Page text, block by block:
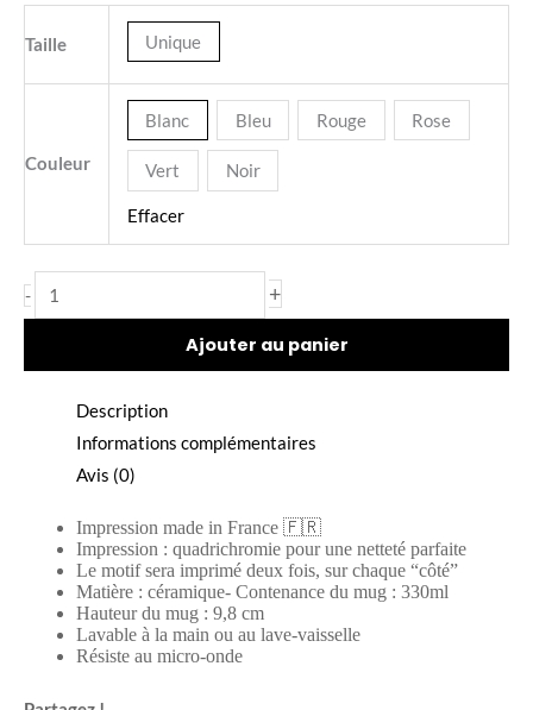
à
15,99€
Taille Unique
Couleur
Blanc Bleu Rouge Rose
Vert Noir
Effacer
- +
Ajouter au panier
Description
Informations complémentaires
Avis (0)
Impression made in France 🇫🇷
Impression : quadrichromie pour une netteté parfaite
Le motif sera imprimé deux fois, sur chaque “côté”
Matière : céramique- Contenance du mug : 330ml
Hauteur du mug : 9,8 cm
Lavable à la main ou au lave-vaisselle
Résiste au micro-onde